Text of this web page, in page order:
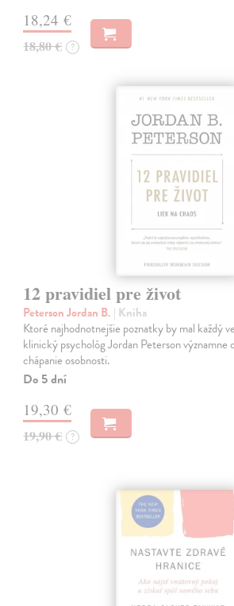
18,24 €
18,80 € ?
12 pravidiel pre život
Peterson Jordan B. | Kniha
Ktoré najhodnotnejšie poznatky by mal každý
klinický psychológ Jordan Peterson významne
chápanie osobnosti.
Do 5 dní
19,30 €
19,90 € ?